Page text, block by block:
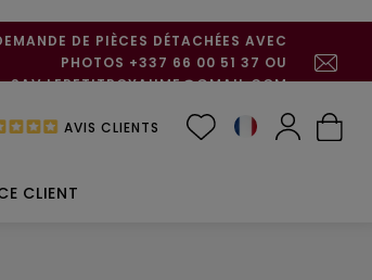
DE PIÈCES DÉTACHÉES AVEC
PHOTOS +337 66 00 51 37 OU
SAV.LEPETITROYAUME@GMAIL.COM
CLIENT
AVIS CLIENTS